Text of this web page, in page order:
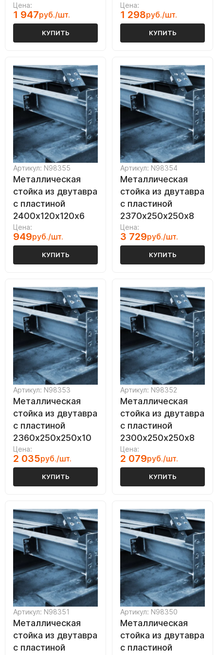
Цена:
1 947руб./шт.
КУПИТЬ
Цена:
1 298руб./шт.
КУПИТЬ
Артикул: N98355
Металлическая
стойка из двутавра
с пластиной
2400х120х120х6
Цена:
949руб./шт.
КУПИТЬ
Артикул: N98354
Металлическая
стойка из двутавра
с пластиной
2370х250х250х8
Цена:
3 729руб./шт.
КУПИТЬ
Артикул: N98353
Металлическая
стойка из двутавра
с пластиной
2360х250х250х10
Цена:
2 035руб./шт.
КУПИТЬ
Артикул: N98352
Металлическая
стойка из двутавра
с пластиной
2300х250х250х8
Цена:
2 079руб./шт.
КУПИТЬ
Артикул: N98351
Металлическая
стойка из двутавра
с пластиной
Артикул: N98350
Металлическая
стойка из двутавра
с пластиной